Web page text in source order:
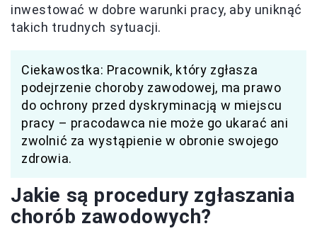
inwestować w dobre warunki pracy, aby uniknąć
takich trudnych sytuacji.
Ciekawostka: Pracownik, który zgłasza
podejrzenie choroby zawodowej, ma prawo
do ochrony przed dyskryminacją w miejscu
pracy – pracodawca nie może go ukarać ani
zwolnić za wystąpienie w obronie swojego
zdrowia.
Jakie są procedury zgłaszania
chorób zawodowych?